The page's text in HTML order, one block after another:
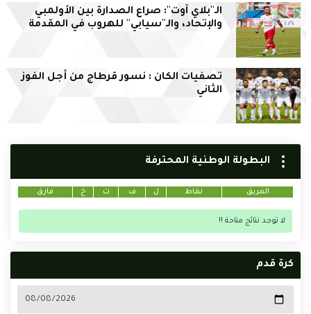
الـ''بلاي آوت'': صراع الصدارة بين الأولمبي
والإتحاد، والـ''سيابي'' للهروب في المقدمة
تصفيات الكان : نسور قرطاج من أجل الفوز
الثاني
البطولة الوطنية المحترفة
الفريق نقاط ل ف ت خ فارق
لا توجد نتائج متاحة !!
كرة قدم